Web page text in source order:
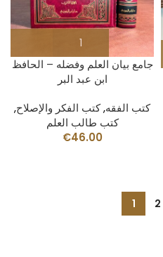
جامع بيان العلم وفضله – الحافظ
ابن عبد البر
كتب الفقه,كتب الفكر والإصلاح,
كتب طالب العلم
€46.00
1 2